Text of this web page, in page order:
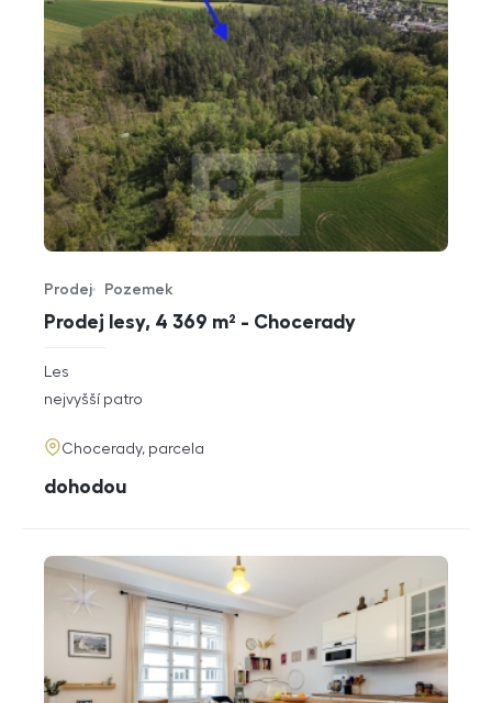
Prodej lesy, 4 369 m² - Chocerady
Typ nabídky
Prodej
Typ nemovitosti
Pozemek
rozměry
Les
funkce
nejvyšší patro
adresa
Chocerady, parcela
cena
dohodou